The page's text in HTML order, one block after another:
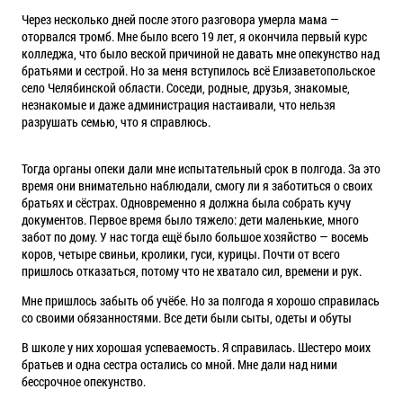
Через несколько дней после этого разговора умерла мама —
оторвался тромб. Мне было всего 19 лет, я окончила первый курс
колледжа, что было веской причиной не давать мне опекунство над
братьями и сестрой. Но за меня вступилось всё Елизаветопольское
село Челябинской области. Соседи, родные, друзья, знакомые,
незнакомые и даже администрация настаивали, что нельзя
разрушать семью, что я справлюсь.
Тогда органы опеки дали мне испытательный срок в полгода. За это
время они внимательно наблюдали, смогу ли я заботиться о своих
братьях и сёстрах. Одновременно я должна была собрать кучу
документов. Первое время было тяжело: дети маленькие, много
забот по дому. У нас тогда ещё было большое хозяйство — восемь
коров, четыре свиньи, кролики, гуси, курицы. Почти от всего
пришлось отказаться, потому что не хватало сил, времени и рук.
Мне пришлось забыть об учёбе. Но за полгода я хорошо справилась
со своими обязанностями. Все дети были сыты, одеты и обуты
В школе у них хорошая успеваемость. Я справилась. Шестеро моих
братьев и одна сестра остались со мной. Мне дали над ними
бессрочное опекунство.